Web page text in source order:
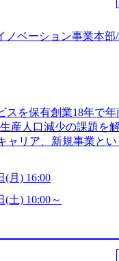
ノベーション事業本
を保有創業18年で年
産人口減少の課題を
リア、新規事業とい
り、事業創造の自由
public/images/
レバレジー
「カルチャー」など
) レバレジ
業委託業務」を受託
(月) 16:00
(土) 10:00～